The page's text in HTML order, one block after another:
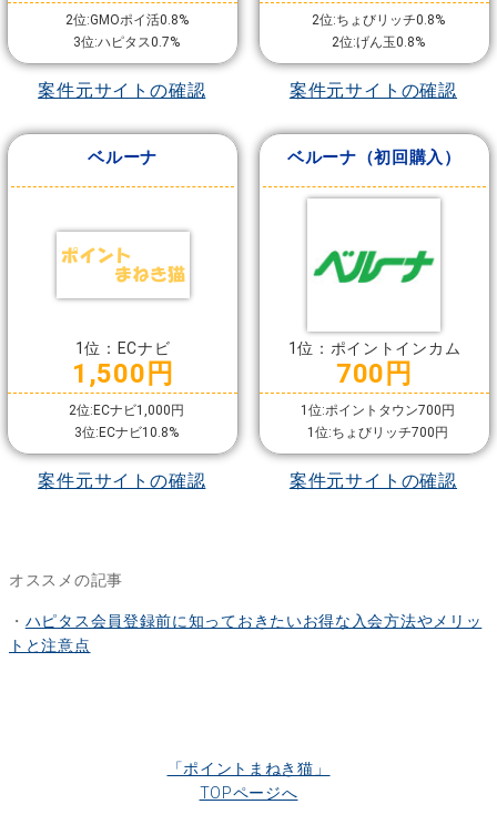
2位:GMOポイ活0.8%
3位:ハピタス0.7%
案件元サイトの確認
2位:ちょびリッチ0.8%
2位:げん玉0.8%
案件元サイトの確認
ベルーナ
1位：ECナビ
1,500円
2位:ECナビ1,000円
3位:ECナビ10.8%
案件元サイトの確認
ベルーナ（初回購入）
1位：ポイントインカム
700円
1位:ポイントタウン700円
1位:ちょびリッチ700円
案件元サイトの確認
オススメの記事
・ ハピタス会員登録前に知っておきたいお得な入会方法やメリッ
トと注意点
「ポイントまねき猫」
TOPページへ